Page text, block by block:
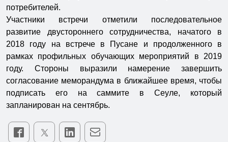
потребителей.
Участники встречи отметили последовательное
развитие двустороннего сотрудничества, начатого в
2018 году на встрече в Пусане и продолженного в
рамках профильных обучающих мероприятий в 2019
году. Стороны выразили намерение завершить
согласование меморандума в ближайшее время, чтобы
подписать его на саммите в Сеуле, который
запланирован на сентябрь.